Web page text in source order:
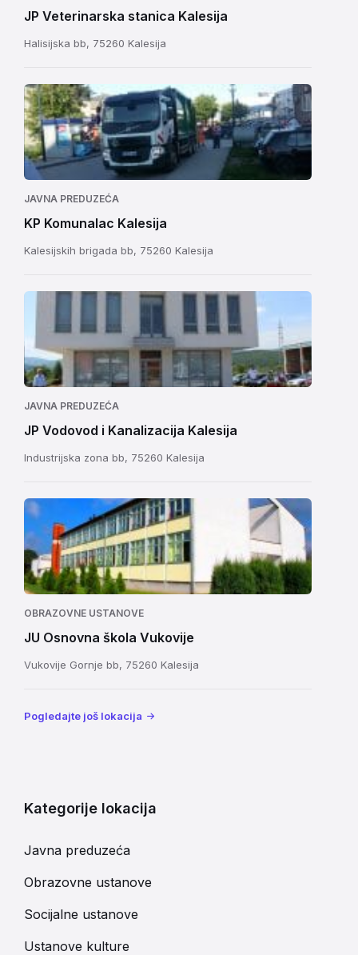
JP Veterinarska stanica Kalesija
Halisijska bb, 75260 Kalesija
JAVNA PREDUZEĆA
KP Komunalac Kalesija
Kalesijskih brigada bb, 75260 Kalesija
JAVNA PREDUZEĆA
JP Vodovod i Kanalizacija Kalesija
Industrijska zona bb, 75260 Kalesija
OBRAZOVNE USTANOVE
JU Osnovna škola Vukovije
Vukovije Gornje bb, 75260 Kalesija
Pogledajte još lokacija
Kategorije lokacija
Javna preduzeća
Obrazovne ustanove
Socijalne ustanove
Ustanove kulture